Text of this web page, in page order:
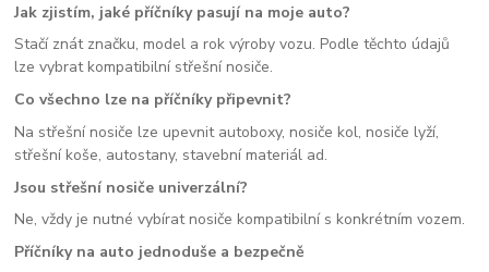
Jak zjistím, jaké příčníky pasují na moje auto?
Stačí znát značku, model a rok výroby vozu. Podle těchto údajů
lze vybrat kompatibilní střešní nosiče.
Co všechno lze na příčníky připevnit?
Na střešní nosiče lze upevnit autoboxy, nosiče kol, nosiče lyží,
střešní koše, autostany, stavební materiál ad.
Jsou střešní nosiče univerzální?
Ne, vždy je nutné vybírat nosiče kompatibilní s konkrétním vozem.
Příčníky na auto jednoduše a bezpečně